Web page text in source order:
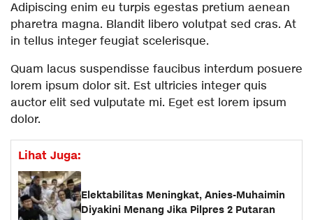
Adipiscing enim eu turpis egestas pretium aenean
pharetra magna. Blandit libero volutpat sed cras. At
in tellus integer feugiat scelerisque.
Quam lacus suspendisse faucibus interdum posuere
lorem ipsum dolor sit. Est ultricies integer quis
auctor elit sed vulputate mi. Eget est lorem ipsum
dolor.
Lihat Juga:
Elektabilitas Meningkat, Anies-Muhaimin
Diyakini Menang Jika Pilpres 2 Putaran